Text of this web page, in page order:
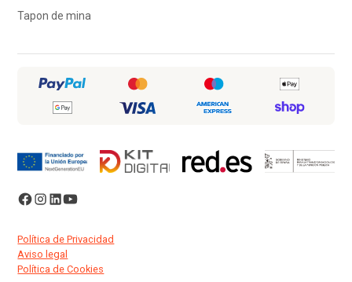
Tapon de mina
Política de Privacidad
Aviso legal
Política de Cookies